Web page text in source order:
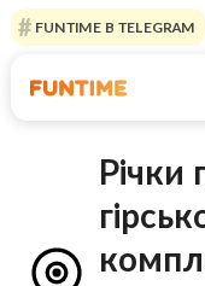
FUNTIME В TELEGRAM
Річки